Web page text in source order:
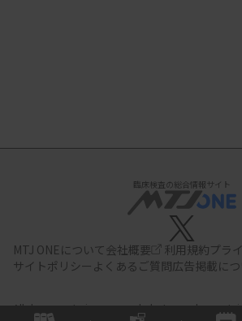
臨床検査の総合情報サイト
MTJ ONEについて会社概要 利用規約プラ
サイトポリシー よくあるご質問広告掲載に
All documents,images and photographs